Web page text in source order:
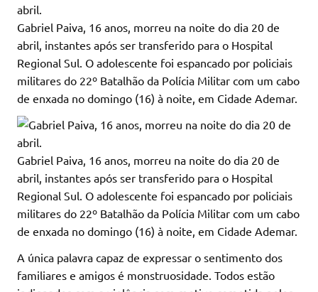
Gabriel Paiva, 16 anos, morreu na noite do dia 20 de
abril, instantes após ser transferido para o Hospital
Regional Sul. O adolescente foi espancado por policiais
militares do 22º Batalhão da Polícia Militar com um cabo
de enxada no domingo (16) à noite, em Cidade Ademar.
Gabriel Paiva, 16 anos, morreu na noite do dia 20 de
abril, instantes após ser transferido para o Hospital
Regional Sul. O adolescente foi espancado por policiais
militares do 22º Batalhão da Polícia Militar com um cabo
de enxada no domingo (16) à noite, em Cidade Ademar.
A única palavra capaz de expressar o sentimento dos
familiares e amigos é monstruosidade. Todos estão